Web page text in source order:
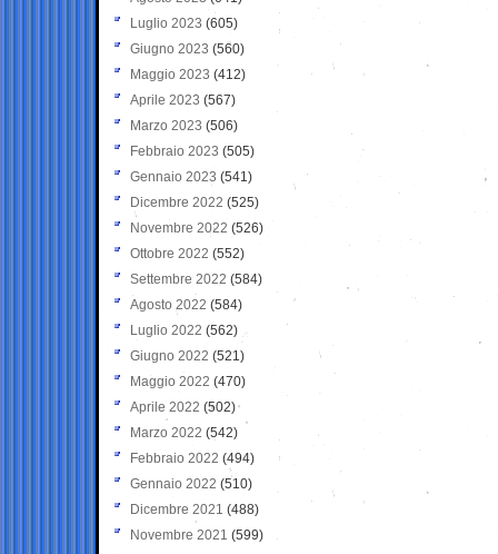
Luglio 2023 (605)
Giugno 2023 (560)
Maggio 2023 (412)
Aprile 2023 (567)
Marzo 2023 (506)
Febbraio 2023 (505)
Gennaio 2023 (541)
Dicembre 2022 (525)
Novembre 2022 (526)
Ottobre 2022 (552)
Settembre 2022 (584)
Agosto 2022 (584)
Luglio 2022 (562)
Giugno 2022 (521)
Maggio 2022 (470)
Aprile 2022 (502)
Marzo 2022 (542)
Febbraio 2022 (494)
Gennaio 2022 (510)
Dicembre 2021 (488)
Novembre 2021 (599)